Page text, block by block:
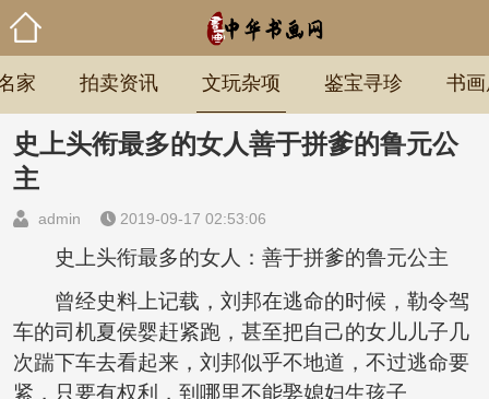
家 拍卖资讯 文玩杂项 鉴宝寻珍 书
史上头衔最多的女人善于拼爹的鲁元公
主
admin 2019-09-17 02:53:06
史上头衔最多的女人：善于拼爹的鲁元公主
曾经史料上记载，刘邦在逃命的时候，勒令驾
车的司机夏侯婴赶紧跑，甚至把自己的女儿儿子几
次踹下车去看起来，刘邦似乎不地道，不过逃命要
紧，只要有权利，到哪里不能娶媳妇生孩子